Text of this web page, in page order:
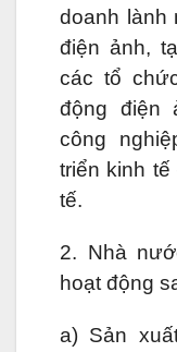
doanh lành
điện ảnh,
các tổ
động điện
công
triển kinh
tế.
2. Nhà
hoạt động
a) Sản